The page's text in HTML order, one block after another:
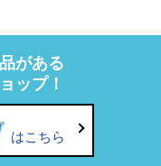
がある
ップ！
はこちら